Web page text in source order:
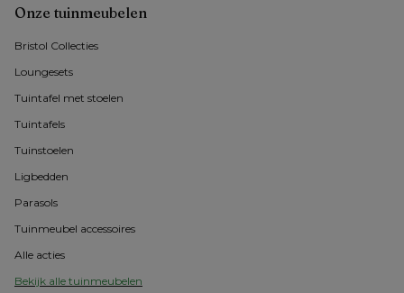
Onze tuinmeubelen
Bristol Collecties
Loungesets
Tuintafel met stoelen
Tuintafels
Tuinstoelen
Ligbedden
Parasols
Tuinmeubel accessoires
Alle acties
Bekijk alle tuinmeubelen